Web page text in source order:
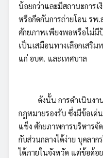
น้อยกว่าและมีสถานะการ
หรือกีดกันการถ่ายโอน ร
ศักยภาพเพียงพอหรือไม่มี
เป็นเสมือนทางเลือกเสริม
แก่ อบต. และเทศบาล
ดังนั้น การดำเนินงานจึ
กฎหมายรองรับ ซึ่งมีข้อเด่
แข็ง ศักยภาพการบริหารจั
กับส่วนกลางได้ง่าย บุคลา
ได้ภายในจังหวัด แต่ข้อด้